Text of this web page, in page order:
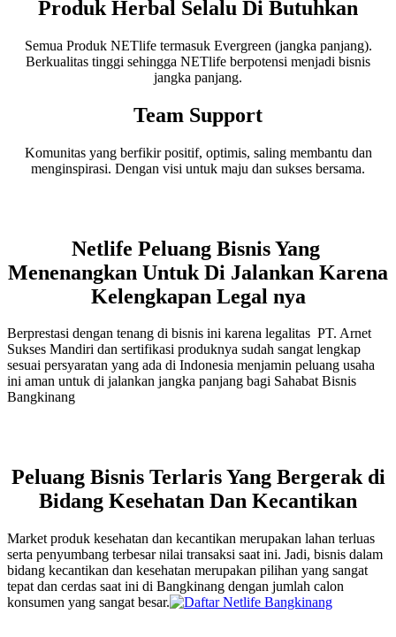
Produk Herbal Selalu Di Butuhkan
Semua Produk NETlife termasuk Evergreen (jangka panjang).
Berkualitas tinggi sehingga NETlife berpotensi menjadi bisnis
jangka panjang.
Team Support
Komunitas yang berfikir positif, optimis, saling membantu dan
menginspirasi. Dengan visi untuk maju dan sukses bersama.
Netlife Peluang Bisnis Yang
Menenangkan Untuk Di Jalankan Karena
Kelengkapan Legal nya
Berprestasi dengan tenang di bisnis ini karena legalitas PT. Arnet
Sukses Mandiri dan sertifikasi produknya sudah sangat lengkap
sesuai persyaratan yang ada di Indonesia menjamin peluang usaha
ini aman untuk di jalankan jangka panjang bagi Sahabat Bisnis
Bangkinang
Peluang Bisnis Terlaris Yang Bergerak di
Bidang Kesehatan Dan Kecantikan
Market produk kesehatan dan kecantikan merupakan lahan terluas
serta penyumbang terbesar nilai transaksi saat ini. Jadi, bisnis dalam
bidang kecantikan dan kesehatan merupakan pilihan yang sangat
tepat dan cerdas saat ini di Bangkinang dengan jumlah calon
konsumen yang sangat besar.